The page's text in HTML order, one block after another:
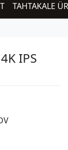
TAHTAKALE
IPS